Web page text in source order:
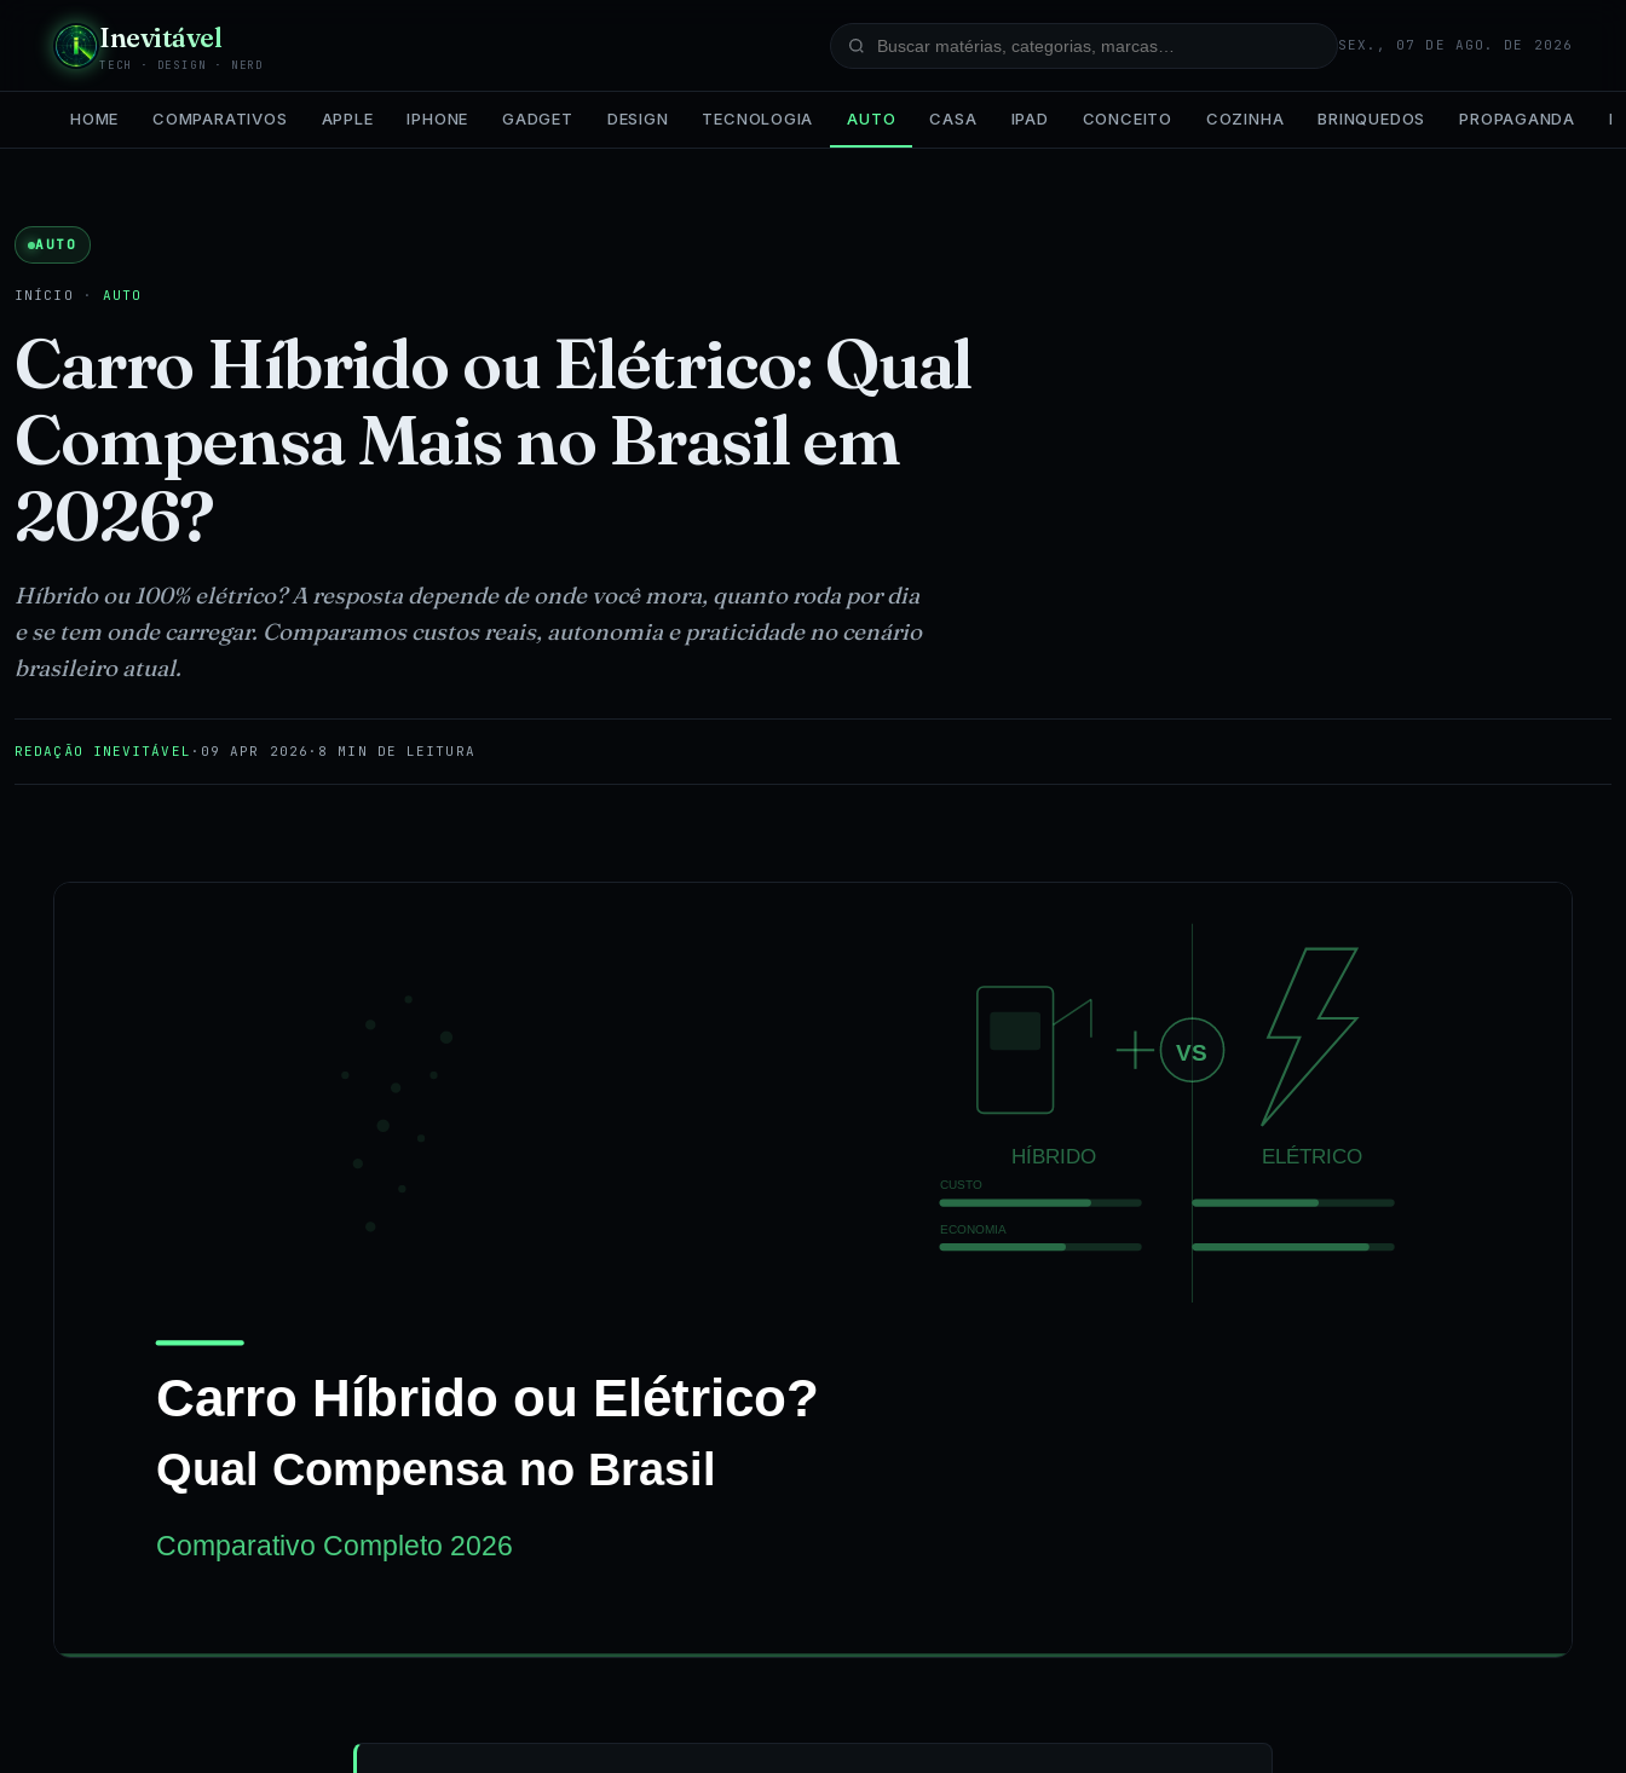
Inevitável
TECH · DESIGN · NERD
SEX., 07 DE AGO. DE 2026
HOME COMPARATIVOS APPLE IPHONE GADGET DESIGN TECNOLOGIA AUTO CASA IPAD CONCEITO COZINHA BRINQUEDOS PROPAGANDA IA
AUTO
INÍCIO · AUTO
Carro Híbrido ou Elétrico: Qual
Compensa Mais no Brasil em
2026?
Híbrido ou 100% elétrico? A resposta depende de onde você mora, quanto roda por dia
e se tem onde carregar. Comparamos custos reais, autonomia e praticidade no cenário
brasileiro atual.
REDAÇÃO INEVITÁVEL · 09 APR 2026 · 8 MIN DE LEITURA